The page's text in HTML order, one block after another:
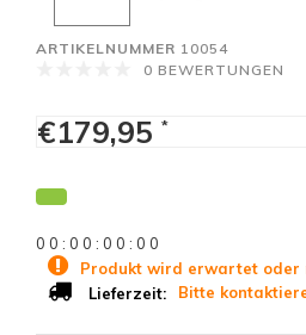
ARTIKELNUMMER 10054
0 BEWERTUNGEN
€179,95 *
0 0 : 0 0 : 0 0 : 0 0
Produkt wird erwartet oder
Lieferzeit:
Bitte